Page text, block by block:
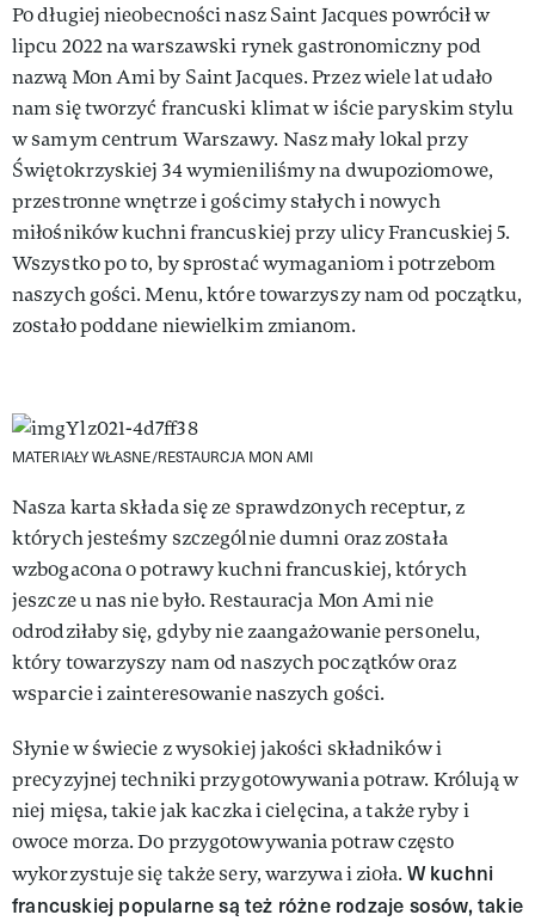
Po długiej nieobecności nasz Saint Jacques powrócił w
lipcu 2022 na warszawski rynek gastronomiczny pod
nazwą Mon Ami by Saint Jacques. Przez wiele lat udało
nam się tworzyć francuski klimat w iście paryskim stylu
w samym centrum Warszawy. Nasz mały lokal przy
Świętokrzyskiej 34 wymieniliśmy na dwupoziomowe,
przestronne wnętrze i gościmy stałych i nowych
miłośników kuchni francuskiej przy ulicy Francuskiej 5.
Wszystko po to, by sprostać wymaganiom i potrzebom
naszych gości. Menu, które towarzyszy nam od początku,
zostało poddane niewielkim zmianom.
MATERIAŁY WŁASNE/RESTAURCJA MON AMI
Nasza karta składa się ze sprawdzonych receptur, z
których jesteśmy szczególnie dumni oraz została
wzbogacona o potrawy kuchni francuskiej, których
jeszcze u nas nie było. Restauracja Mon Ami nie
odrodziłaby się, gdyby nie zaangażowanie personelu,
który towarzyszy nam od naszych początków oraz
wsparcie i zainteresowanie naszych gości.
Słynie w świecie z wysokiej jakości składników i
precyzyjnej techniki przygotowywania potraw. Królują w
niej mięsa, takie jak kaczka i cielęcina, a także ryby i
owoce morza. Do przygotowywania potraw często
wykorzystuje się także sery, warzywa i zioła. W kuchni
francuskiej popularne są też różne rodzaje sosów, takie